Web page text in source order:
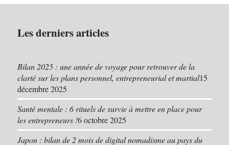
Les derniers articles
Bilan 2025 : une année de voyage pour retrouver de la
clarté sur les plans personnel, entrepreneurial et martial15
décembre 2025
Santé mentale : 6 rituels de survie à mettre en place pour
les entrepreneurs !6 octobre 2025
Japon : bilan de 2 mois de digital nomadisme au pays du